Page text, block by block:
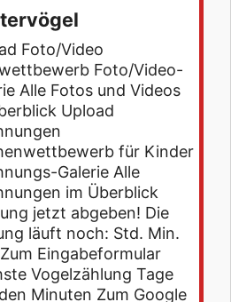
Foto/Video
Foto/Video-
Alle Fotos und Videos
Upload
für Kinder
Galerie Alle
im Überblick
jetzt abgeben! Die
läuft noch: Std. Min.
Eingabeformular
Vogelzählung Tage
Minuten Zum Google